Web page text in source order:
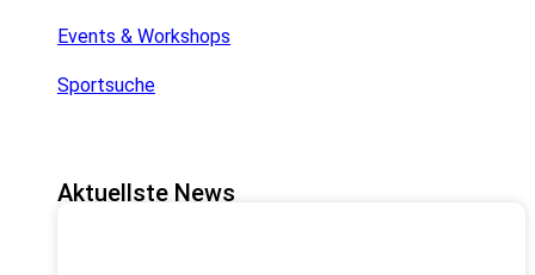
Events & Workshops
Sportsuche
Aktuellste News